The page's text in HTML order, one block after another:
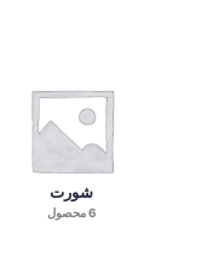
شورت
6 محصول